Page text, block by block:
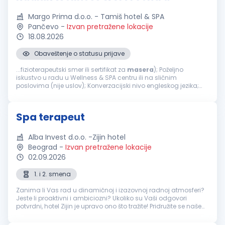
Margo Prima d.o.o. - Tamiš hotel & SPA
Pančevo - Izvan pretražene lokacije
18.08.2026
Obaveštenje o statusu prijave
...fizioterapeutski smer ili sertifikat za masera); Poželjno
iskustvo u radu u Wellness & SPA centru ili na sličnim
poslovima (nije uslov); Konverzacijski nivo engleskog jezika;
Spa terapeut
Alba Invest d.o.o. -Zijin hotel
Beograd - Izvan pretražene lokacije
02.09.2026
1. i 2. smena
Zanima li Vas rad u dinamičnoj i izazovnoj radnoj atmosferi?
Jeste li proaktivni i ambiciozni? Ukoliko su Vaši odgovori
potvrdni, hotel Zijin je upravo ono što tražite! Pridružite se našem